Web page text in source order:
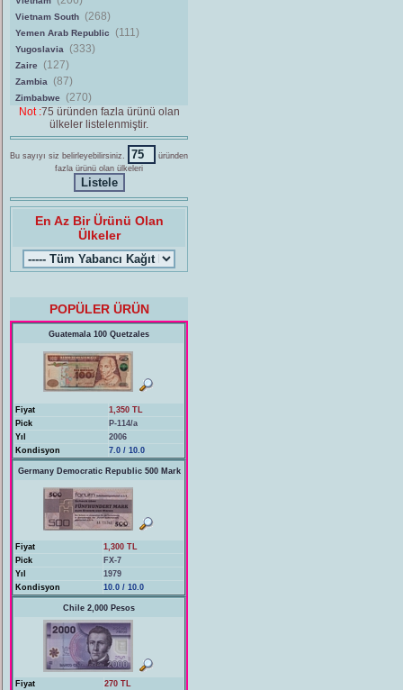
Vietnam South (268)
Yemen Arab Republic (111)
Yugoslavia (333)
Zaire (127)
Zambia (87)
Zimbabwe
(270)
Not :75 üründen fazla ürünü olan
ülkeler listelenmiştir.
Bu sayıyı siz belirleyebilirsiniz.
üründen
fazla ürünü olan ülkeleri
En Az Bir Ürünü Olan
Ülkeler
POPÜLER ÜRÜN
Guatemala 100 Quetzales
Fiyat
1,350 TL
Pick
P-114/a
Yıl
2006
Kondisyon
7.0 / 10.0
Germany Democratic Republic 500 Mark
Fiyat
1,300 TL
Pick
FX-7
Yıl
1979
Kondisyon
10.0 / 10.0
Chile 2,000 Pesos
Fiyat
270 TL